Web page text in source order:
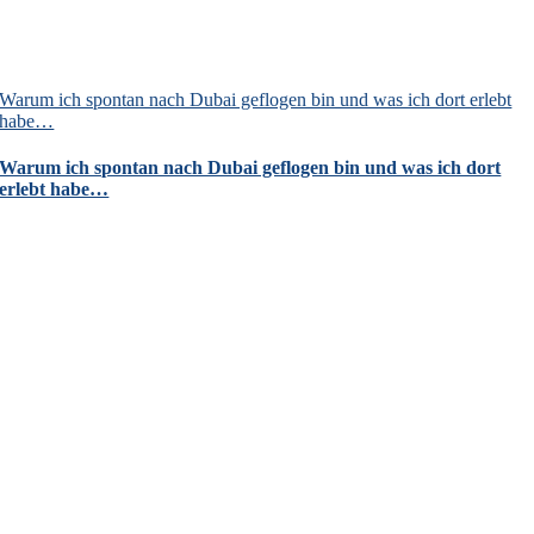
Warum ich spontan nach Dubai geflogen bin und was ich dort erlebt
habe…
Warum ich spontan nach Dubai geflogen bin und was ich dort
erlebt habe…